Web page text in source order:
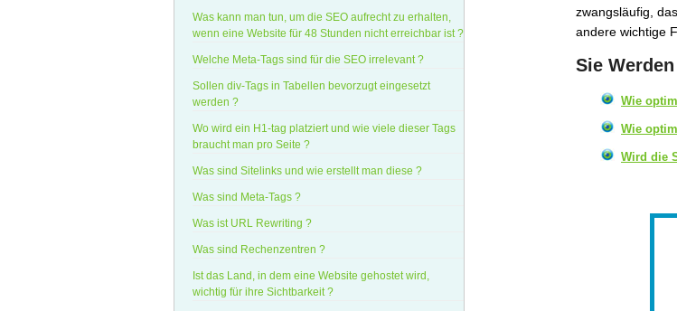
zwangsläufig,
andere wichtige
Sie
Wie
Wie
Wird die
Was kann man tun, um die SEO aufrecht zu erhalten,
wenn eine Website für 48 Stunden nicht erreichbar ist ?
Welche Meta-Tags sind für die SEO irrelevant ?
Sollen div-Tags in Tabellen bevorzugt eingesetzt
werden ?
Wo wird ein H1-tag platziert und wie viele dieser Tags
braucht man pro Seite ?
Was sind Sitelinks und wie erstellt man diese ?
Was sind Meta-Tags ?
Was ist URL Rewriting ?
Was sind Rechenzentren ?
Ist das Land, in dem eine Website gehostet wird,
wichtig für ihre Sichtbarkeit ?